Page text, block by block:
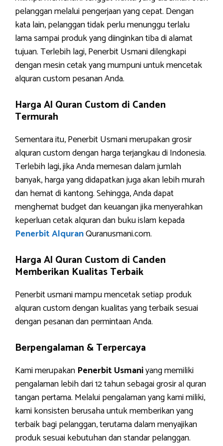
pelanggan melalui pengerjaan yang cepat. Dengan
kata lain, pelanggan tidak perlu menunggu terlalu
lama sampai produk yang diinginkan tiba di alamat
tujuan. Terlebih lagi, Penerbit Usmani dilengkapi
dengan mesin cetak yang mumpuni untuk mencetak
alquran custom pesanan Anda.
Harga Al Quran Custom di Canden
Termurah
Sementara itu, Penerbit Usmani merupakan grosir
alquran custom dengan harga terjangkau di Indonesia.
Terlebih lagi, jika Anda memesan dalam jumlah
banyak, harga yang didapatkan juga akan lebih murah
dan hemat di kantong. Sehingga, Anda dapat
menghemat budget dan keuangan jika menyerahkan
keperluan cetak alquran dan buku islam kepada
Penerbit AlquranQuranusmani.com.
Harga Al Quran Custom di Canden
Memberikan Kualitas Terbaik
Penerbit usmani mampu mencetak setiap produk
alquran custom dengan kualitas yang terbaik sesuai
dengan pesanan dan permintaan Anda.
Berpengalaman & Terpercaya
Kami merupakan Penerbit Usmaniyang memiliki
pengalaman lebih dari 12 tahun sebagai grosir al quran
tangan pertama. Melalui pengalaman yang kami miliki,
kami konsisten berusaha untuk memberikan yang
terbaik bagi pelanggan, terutama dalam menyajikan
produk sesuai kebutuhan dan standar pelanggan.